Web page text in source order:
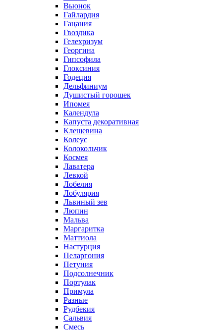
Вьюнок
Гайлардия
Гацания
Гвоздика
Гелехризум
Георгина
Гипсофила
Глоксиния
Годеция
Дельфиниум
Душистый горошек
Ипомея
Календула
Капуста декоративная
Клещевина
Колеус
Колокольчик
Космея
Лаватера
Левкой
Лобелия
Лобулярия
Львиный зев
Люпин
Мальва
Маргаритка
Маттиола
Настурция
Пеларгония
Петуния
Подсолнечник
Портулак
Примула
Разные
Рудбекия
Сальвия
Смесь